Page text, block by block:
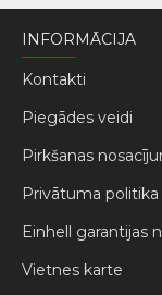
INFORMĀCIJA
Kontakti
Piegādes veidi
Pirkšanas
Privātuma politika
Einhell garantijas
Vietnes karte